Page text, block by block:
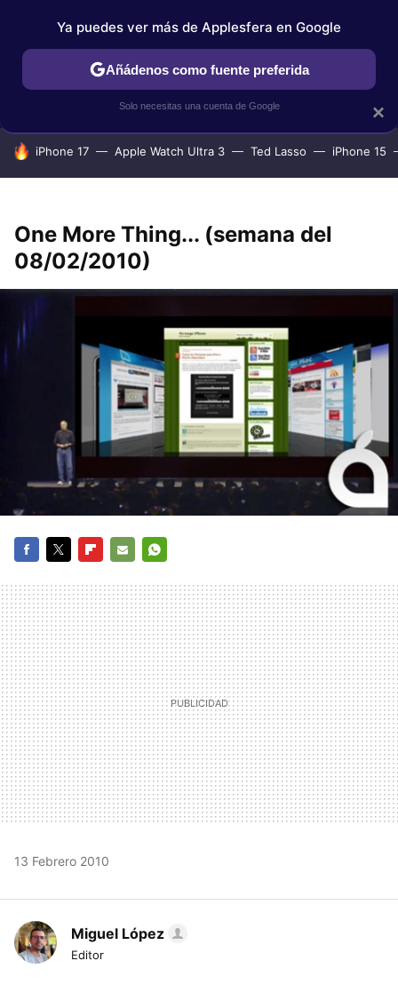
IPHONE TUTORIALES APPLESFERA SELECCIÓN
HOY SE HABLA DE
iPhone 17 Apple Watch Ultra 3 Ted Lasso iPhone 15
One More Thing... (semana del
08/02/2010)
MAIL
13 Febrero 2010
Miguel López
Editor
×
Ya puedes ver más de Applesfera en Google
Añádenos como fuente preferida
Solo necesitas una cuenta de Google